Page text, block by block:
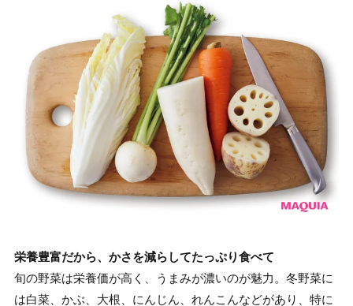
栄養豊富だから、かさを減らしてたっぷり食べて
旬の野菜は栄養価が高く、うまみが濃いのが魅力。冬野菜に
は白菜、かぶ、大根、にんじん、れんこんなどがあり、特に